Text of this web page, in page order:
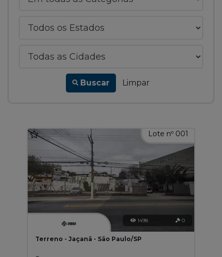
Buscar Limpar
Lote nº 001
1498 0
Terreno - Jaçanã - São Paulo/SP